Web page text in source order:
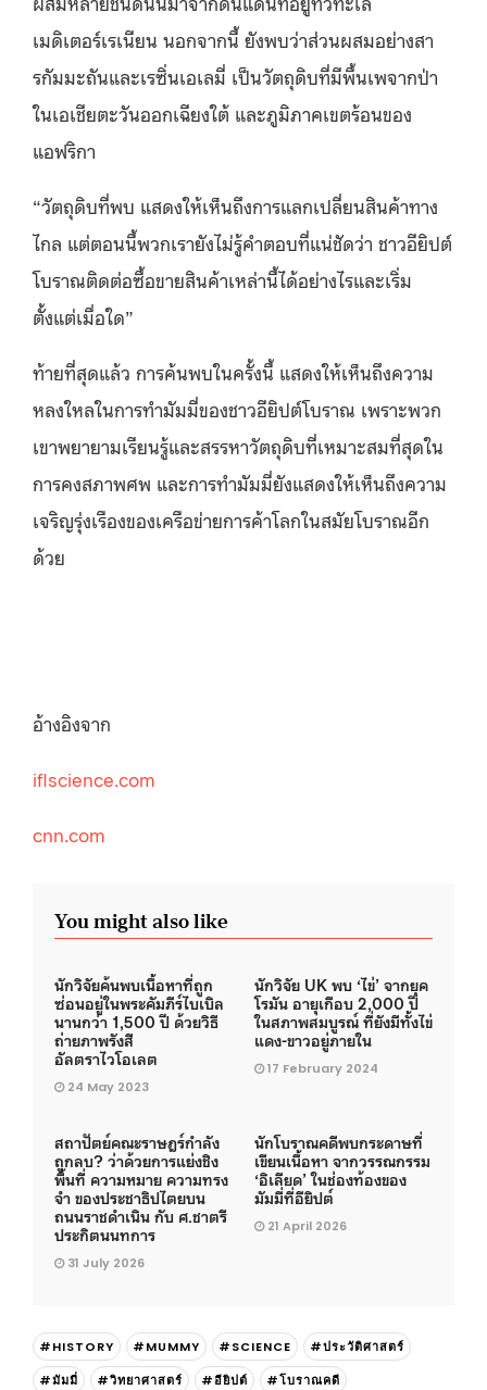
เมดิเตอร์เรเนียน นอกจากนี้ ยังพบว่าส่วนผสมอย่างสา
รกัมมะถันและเรซิ่นเอเลมี่ เป็นวัตถุดิบที่มีพื้นเพจากป่า
ในเอเชียตะวันออกเฉียงใต้ และภูมิภาคเขตร้อนของ
แอฟริกา
“วัตถุดิบที่พบ แสดงให้เห็นถึงการแลกเปลี่ยนสินค้าทาง
ไกล แต่ตอนนี้พวกเรายังไม่รู้คำตอบที่แน่ชัดว่า ชาวอียิปต์
โบราณติดต่อซื้อขายสินค้าเหล่านี้ได้อย่างไรและเริ่ม
ตั้งแต่เมื่อใด”
ท้ายที่สุดแล้ว การค้นพบในครั้งนี้ แสดงให้เห็นถึงความ
หลงใหลในการทำมัมมี่ของชาวอียิปต์โบราณ เพราะพวก
เขาพยายามเรียนรู้และสรรหาวัตถุดิบที่เหมาะสมที่สุดใน
การคงสภาพศพ และการทำมัมมี่ยังแสดงให้เห็นถึงความ
เจริญรุ่งเรืองของเครือข่ายการค้าโลกในสมัยโบราณอีก
ด้วย
อ้างอิงจาก
iflscience.com
cnn.com
You might also like
นักวิจัยค้นพบเนื้อหาที่ถูก
ซ่อนอยู่ในพระคัมภีร์ไบเบิล
นานกว่า 1,500 ปี ด้วยวิธี
ถ่ายภาพรังสี
อัลตราไวโอเลต
24 May 2023
นักวิจัย UK พบ ‘ไข่’ จากยุค
โรมัน อายุเกือบ 2,000 ปี
ในสภาพสมบูรณ์ ที่ยังมีทั้งไข่
แดง-ขาวอยู่ภายใน
17 February 2024
สถาปัตย์คณะราษฎร์กำลัง
ถูกลบ? ว่าด้วยการแย่งชิง
พื้นที่ ความหมาย ความทรง
จำ ของประชาธิปไตยบน
ถนนราชดำเนิน กับ ศ.ชาตรี
ประกิตนนทการ
31 July 2026
นักโบราณคดีพบกระดาษที่
เขียนเนื้อหา จากวรรณกรรม
‘อิเลียด’ ในช่องท้องของ
มัมมี่ที่อียิปต์
21 April 2026
#HISTORY #MUMMY #SCIENCE
#ประวัติศาสตร์
#มัมมี่
#วิทยาศาสตร์ #อียิปต์ #โบราณคดี